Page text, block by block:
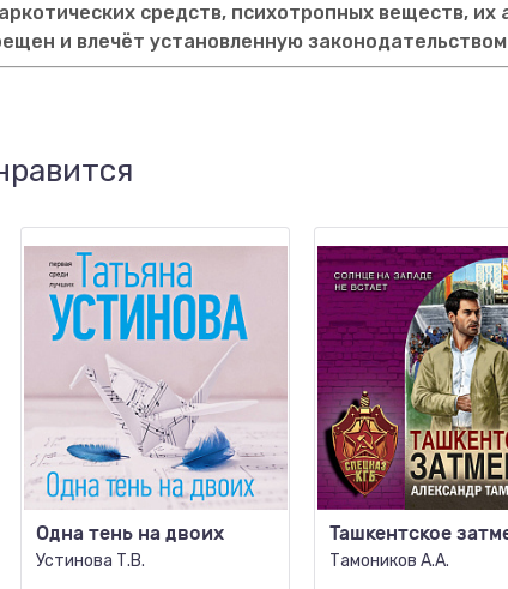
средств, психотропных веществ, их
и влечёт установленную
Одна тень на двоих
Устинова Т.В.
Ташкентское
Тамоников А.А.